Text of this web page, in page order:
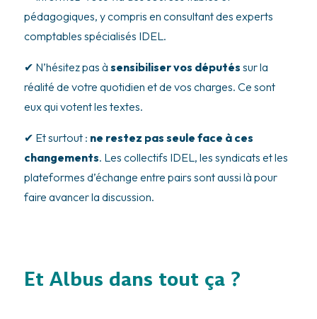
pédagogiques, y compris en consultant des experts
comptables spécialisés IDEL.
✔ N’hésitez pas à sensibiliser vos députés sur la
réalité de votre quotidien et de vos charges. Ce sont
eux qui votent les textes.
✔ Et surtout : ne restez pas seule face à ces
changements. Les collectifs IDEL, les syndicats et les
plateformes d’échange entre pairs sont aussi là pour
faire avancer la discussion.
Et Albus dans tout ça ?